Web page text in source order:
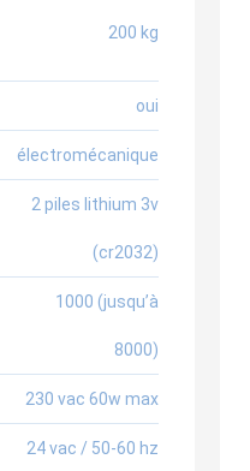
200 kg
oui
électromécanique
2 piles lithium 3v
(cr2032)
1000 (jusqu’à
8000)
230 vac 60w max
24 vac / 50-60 hz